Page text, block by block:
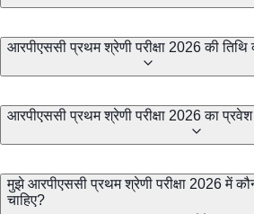
आरपीएससी प्रथम श्रेणी परीक्षा 2026 की तिथि
आरपीएससी प्रथम श्रेणी परीक्षा 2026 का
मुझे आरपीएससी प्रथम श्रेणी परीक्षा 2026 में
चाहिए?